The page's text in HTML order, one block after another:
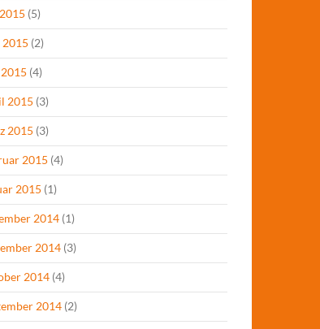
(5)
2015 (2)
(4)
2015 (3)
2015 (3)
2015 (4)
2015 (1)
2014 (1)
2014 (3)
2014 (4)
2014 (2)